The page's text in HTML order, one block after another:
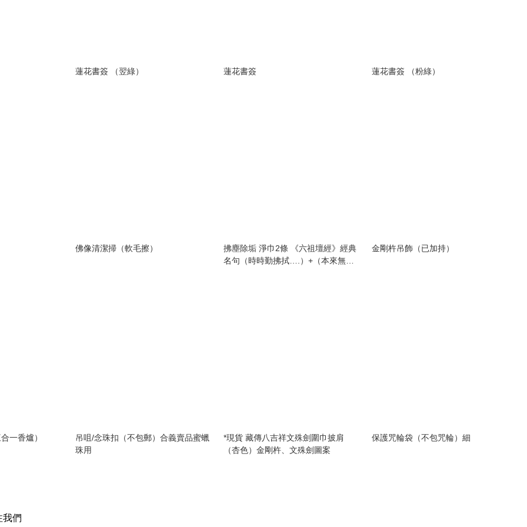
蓮花書簽 （翌綠） 蓮花書簽 蓮花書簽 （粉綠）
佛像清潔掃（軟毛擦）
拂塵除垢 淨巾2條 《六祖壇經》經典
名句（時時勤拂拭….）+（本來無一
金剛杵吊飾（已加持）
一香爐）
吊咀/念珠扣（不包郵）合義賣品蜜蠟
珠用
*現貨 藏傳八吉祥文殊劍圍巾披肩
（杏色）金剛杵、文殊劍圖案
保護咒輪袋（不包咒輪）細
我們